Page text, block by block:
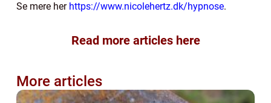
Se mere her https://www.nicolehertz.dk/hypnose.
Read more articles here
More articles